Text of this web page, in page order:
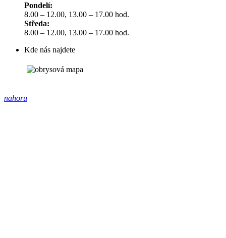
Pondelí:
8.00 – 12.00, 13.00 – 17.00 hod.
Středa:
8.00 – 12.00, 13.00 – 17.00 hod.
Kde nás najdete
nahoru